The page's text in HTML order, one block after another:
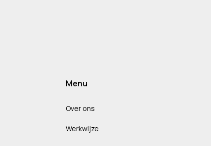
Menu
Over ons
Werkwijze